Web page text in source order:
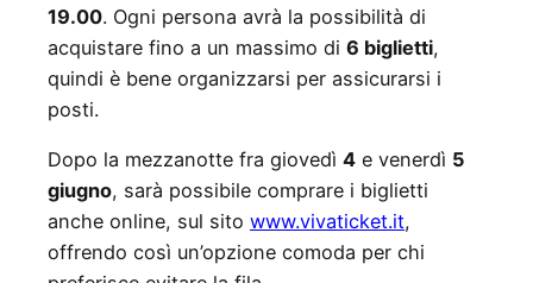
19.00. Ogni persona avrà la possibilità di
acquistare fino a un massimo di 6 biglietti,
quindi è bene organizzarsi per assicurarsi i
posti.
Dopo la mezzanotte fra giovedì 4 e venerdì 5
giugno, sarà possibile comprare i biglietti
anche online, sul sito www.vivaticket.it,
offrendo così un’opzione comoda per chi